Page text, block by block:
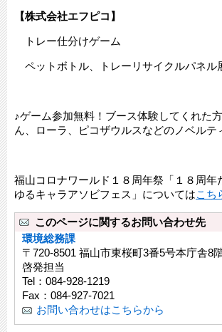
【株式会社エフピコ】
トレー仕分けゲーム
ペットボトル、トレーリサイクルパネル
♪ゲーム参加無料！ブース体験してくれた
ん、ローラ、ピコザウルスなどのノベルテ
福山コロナワールド１８周年祭「１８周年
ゆるキャラアソビフェス」についてはこち
このページに関するお問い合わせ先
環境総務課
〒720-8501 福山市東桜町3番5号本庁舎8
啓発担当
Tel：084‐928‐1219
Fax：084-927-7021
お問い合わせはこちらから